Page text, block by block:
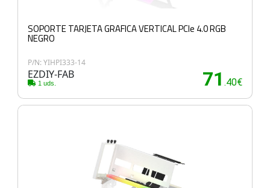
SOPORTE TARJETA GRAFICA VERTICAL PCIe 4.0 RGB
NEGRO
P/N: YIHPI333-14
EZDIY-FAB
1 uds. 71 .40€